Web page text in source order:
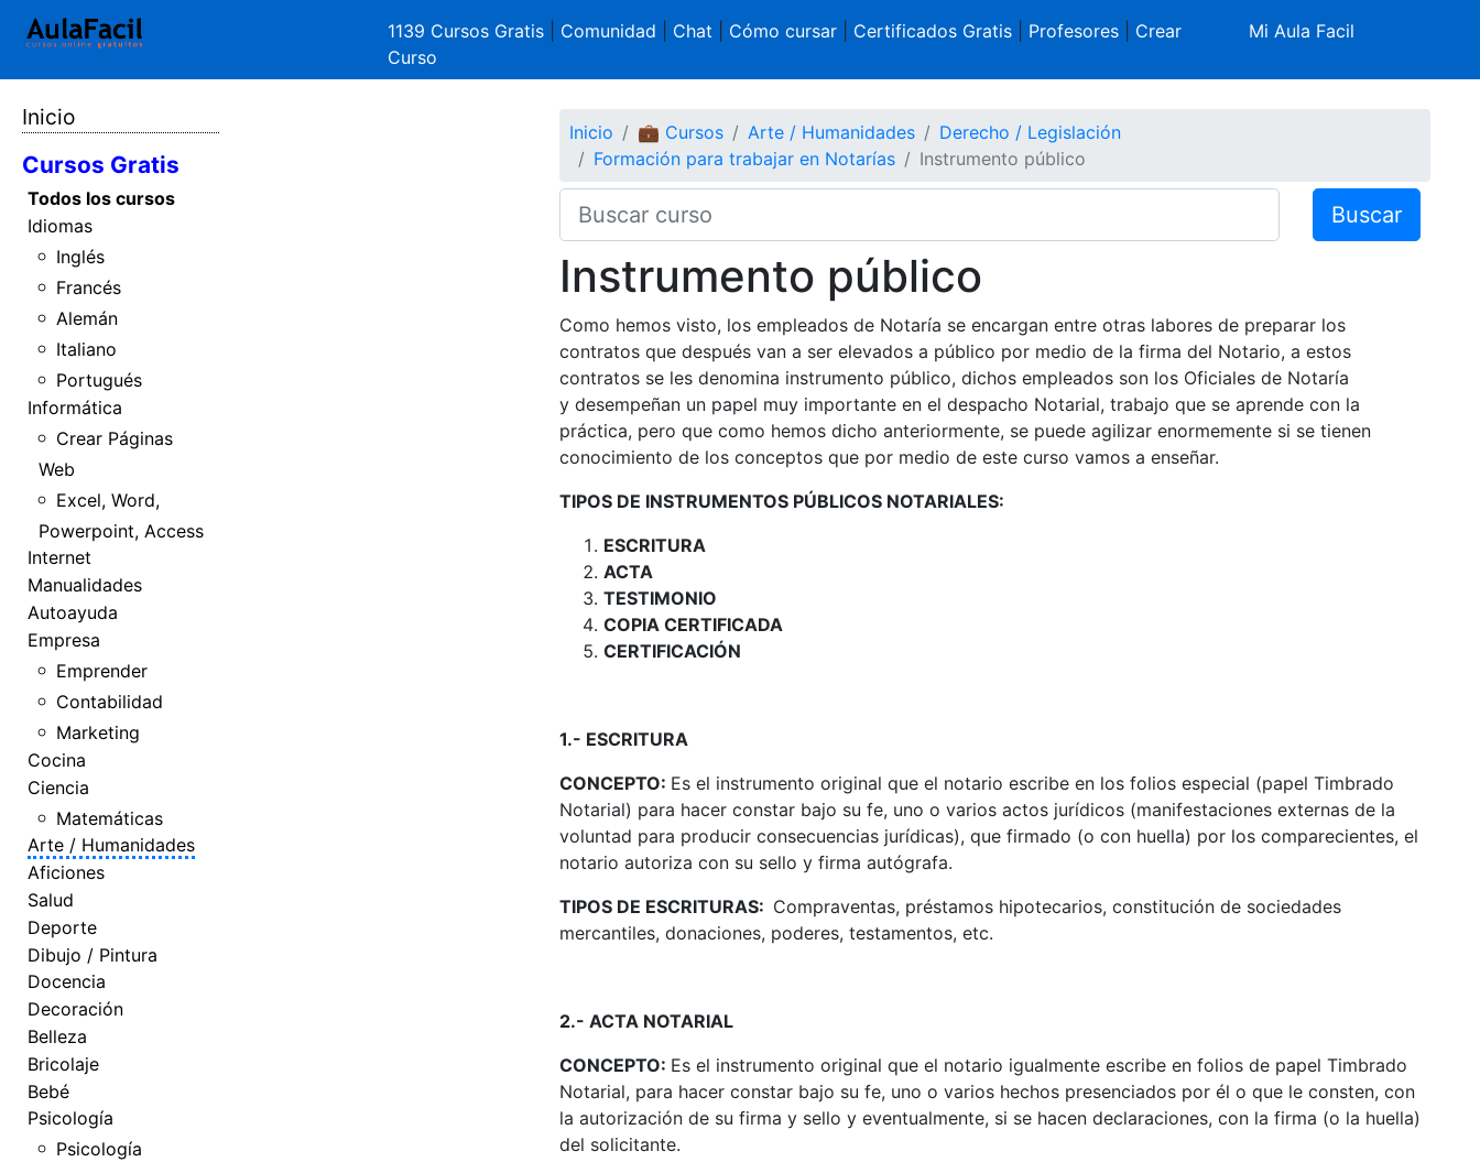
1139 Cursos Gratis Comunidad Chat Cómo cursar| Certificados Gratis| Profesores| Crear
Curso
Mi Aula Facil
Inicio
Cursos Gratis
Todos los cursos
Idiomas
Inglés
Francés
Alemán
Italiano
Portugués
Informática
Crear Páginas
Web
Excel, Word,
Powerpoint, Access
Internet
Manualidades
Autoayuda
Empresa
Emprender
Contabilidad
Marketing
Cocina
Ciencia
Matemáticas
Arte / Humanidades
Aficiones
Salud
Deporte
Dibujo / Pintura
Docencia
Decoración
Belleza
Bricolaje
Bebé
Psicología
Psicología
Inicio 💼 Cursos Arte / Humanidades
Derecho / Legislación
Formación para trabajar en Notarías
Instrumento público
Buscar
Instrumento público
Como hemos visto, los empleados de Notaría se encargan entre otras labores de preparar los
contratos que después van a ser elevados a público por medio de la firma del Notario, a estos
contratos se les denomina instrumento público, dichos empleados son los Oficiales de Notaría
y desempeñan un papel muy importante en el despacho Notarial, trabajo que se aprende con la
práctica, pero que como hemos dicho anteriormente, se puede agilizar enormemente si se tienen
conocimiento de los conceptos que por medio de este curso vamos a enseñar.
TIPOSDE INSTRUMENTOS PÚBLICOS NOTARIALES:
ESCRITURA
ACTA
TESTIMONIO
COPIA CERTIFICADA
CERTIFICACIÓN
1.- ESCRITURA
CONCEPTO: Es el instrumento original que el notario escribe en los folios especial (papel Timbrado
Notarial) para hacer constar bajo su fe, uno o varios actos jurídicos (manifestaciones externas de la
voluntad para producir consecuencias jurídicas), que firmado (o con huella) por los comparecientes, el
notario autoriza con su sello y firma autógrafa.
TIPOS DE ESCRITURAS: Compraventas, préstamos hipotecarios, constitución de sociedades
mercantiles, donaciones, poderes, testamentos, etc.
2.- ACTA NOTARIAL
CONCEPTO: Es el instrumento original que el notario igualmente escribe en folios de papel Timbrado
Notarial, para hacer constar bajo su fe, uno o varios hechos presenciados por él o que le consten, con
la autorización de su firma y sello y eventualmente, si se hacen declaraciones, con la firma (o la huella)
del solicitante.